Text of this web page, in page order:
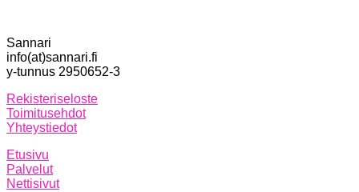
Sannari
info(at)sannari.fi
y-tunnus 2950652-3
Rekisteriseloste
Toimitusehdot
Yhteystiedot
Etusivu
Palvelut
Nettisivut